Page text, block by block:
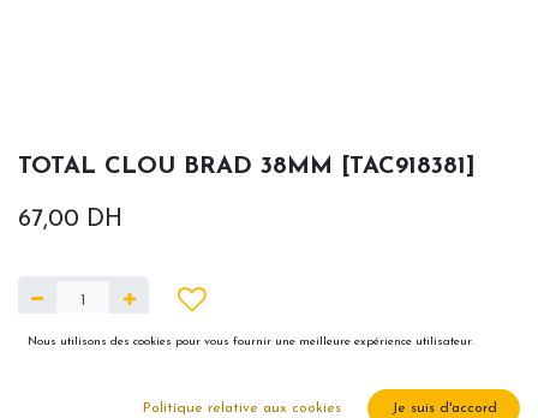
TOTAL CLOU BRAD 38MM [TAC918381]
67,00 DH
Article en rupture ou sur commande .Merci de nous contacter pour plus d'info au
Nous utilisons des cookies pour vous fournir une meilleure expérience utilisateur.
Politique relative aux cookies Je suis d'accord